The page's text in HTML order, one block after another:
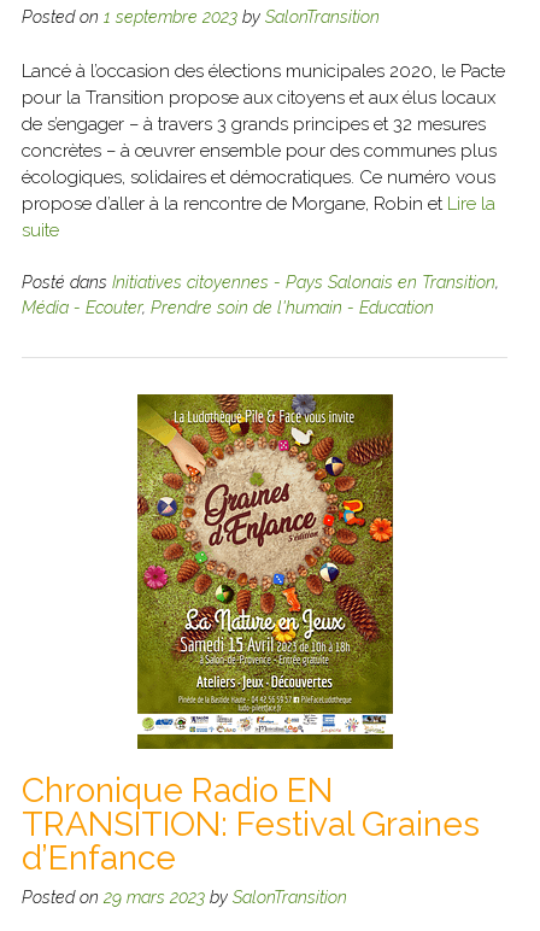
Posted on 1 septembre 2023by SalonTransition
Lancé à l’occasion des élections municipales 2020, le Pacte
pour la Transition propose aux citoyens et aux élus locaux
de s’engager – à travers 3 grands principes et 32 mesures
concrètes – à œuvrer ensemble pour des communes plus
écologiques, solidaires et démocratiques. Ce numéro vous
propose d’aller à la rencontre de Morgane, Robin et Lire la
suite
Posté dans Initiatives citoyennes - Pays Salonais en Transition,
Média - Ecouter, Prendre soin de l'humain - Education
Chronique Radio EN
TRANSITION: Festival Graines
d’Enfance
Posted on 29 mars 2023by SalonTransition